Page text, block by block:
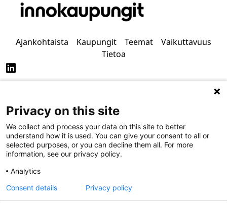
Ajankohtaista Kaupungit Teemat
Vaikuttavuus
Tietoa
Tietosuoja Saavutettavuus
Privacy on this site
We collect and process your data on this site to better
understand how it is used. You can give your consent to all or
selected purposes, or you can decline them all. For more
information, see our privacy policy.
Analytics
Consent details
Privacy policy